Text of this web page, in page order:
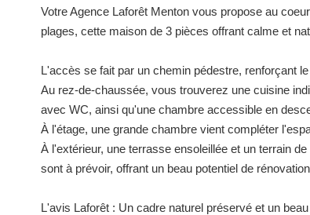
Votre Agence Laforêt Menton vous propose au
plages, cette maison de 3 pièces offrant calme et
L'accès se fait par un chemin pédestre, renforçant
Au rez-de-chaussée, vous trouverez une cuisine
avec WC, ainsi qu'une chambre accessible en
À l'étage, une grande chambre vient compléter
À l'extérieur, une terrasse ensoleillée et un terrain
sont à prévoir, offrant un beau potentiel de
L'avis Laforêt : Un cadre naturel préservé et un